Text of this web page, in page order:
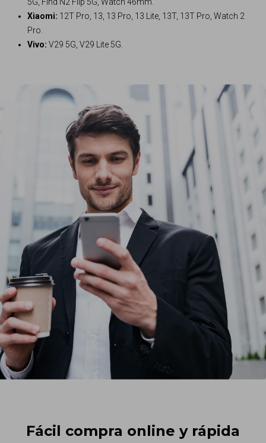
5G, Find N2 Flip 5G, Watch 46mm.
Xiaomi: 12T Pro, 13, 13 Pro, 13 Lite, 13T, 13T Pro, Watch 2
Pro.
Vivo: V29 5G, V29 Lite 5G.
Fácil compra online y rápida